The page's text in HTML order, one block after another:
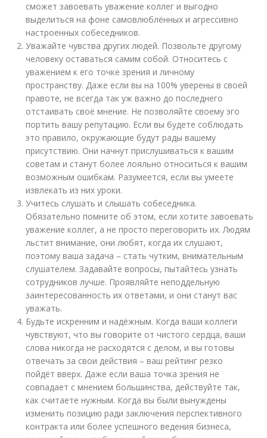
сможет завоевать уважение коллег и выгодно
выделиться на фоне самовлюблённых и агрессивно
настроенных собеседников.
Уважайте чувства других людей. Позвольте другому
человеку оставаться самим собой. Относитесь с
уважением к его точке зрения и личному
пространству. Даже если вы на 100% уверены в своей
правоте, не всегда так уж важно до последнего
отстаивать своё мнение. Не позволяйте своему эго
портить вашу репутацию. Если вы будете соблюдать
это правило, окружающие будут рады вашему
присутствию. Они начнут прислушиваться к вашим
советам и станут более лояльно относиться к вашим
возможным ошибкам. Разумеется, если вы умеете
извлекать из них уроки.
Учитесь слушать и слышать собеседника.
Обязательно помните об этом, если хотите завоевать
уважение коллег, а не просто переговорить их. Людям
льстит внимание, они любят, когда их слушают,
поэтому ваша задача – стать чутким, внимательным
слушателем. Задавайте вопросы, пытайтесь узнать
сотрудников лучше. Проявляйте неподдельную
заинтересованность их ответами, и они станут вас
уважать.
Будьте искренним и надёжным. Когда ваши коллеги
чувствуют, что вы говорите от чистого сердца, ваши
слова никогда не расходятся с делом, и вы готовы
отвечать за свои действия – ваш рейтинг резко
пойдёт вверх. Даже если ваша точка зрения не
совпадает с мнением большинства, действуйте так,
как считаете нужным. Когда вы были вынуждены
изменить позицию ради заключения перспективного
контракта или более успешного ведения бизнеса,